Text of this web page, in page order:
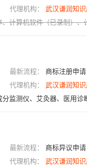
代理机构： 武汉谦润知
、计算机软件（已录制）、
最新流程： 商标注册申
代理机构： 武汉谦润知
监测仪、艾灸器、医用诊
最新流程： 商标异议申
代理机构： 武汉谦润知